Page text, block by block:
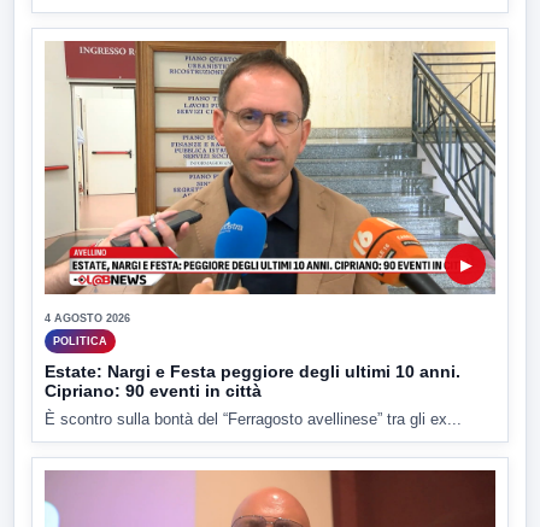
▶
4 AGOSTO 2026
POLITICA
Estate: Nargi e Festa peggiore degli ultimi 10 anni.
Cipriano: 90 eventi in città
È scontro sulla bontà del “Ferragosto avellinese” tra gli ex...